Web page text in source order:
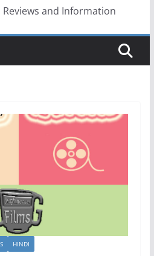
Reviews and Information
HINDI